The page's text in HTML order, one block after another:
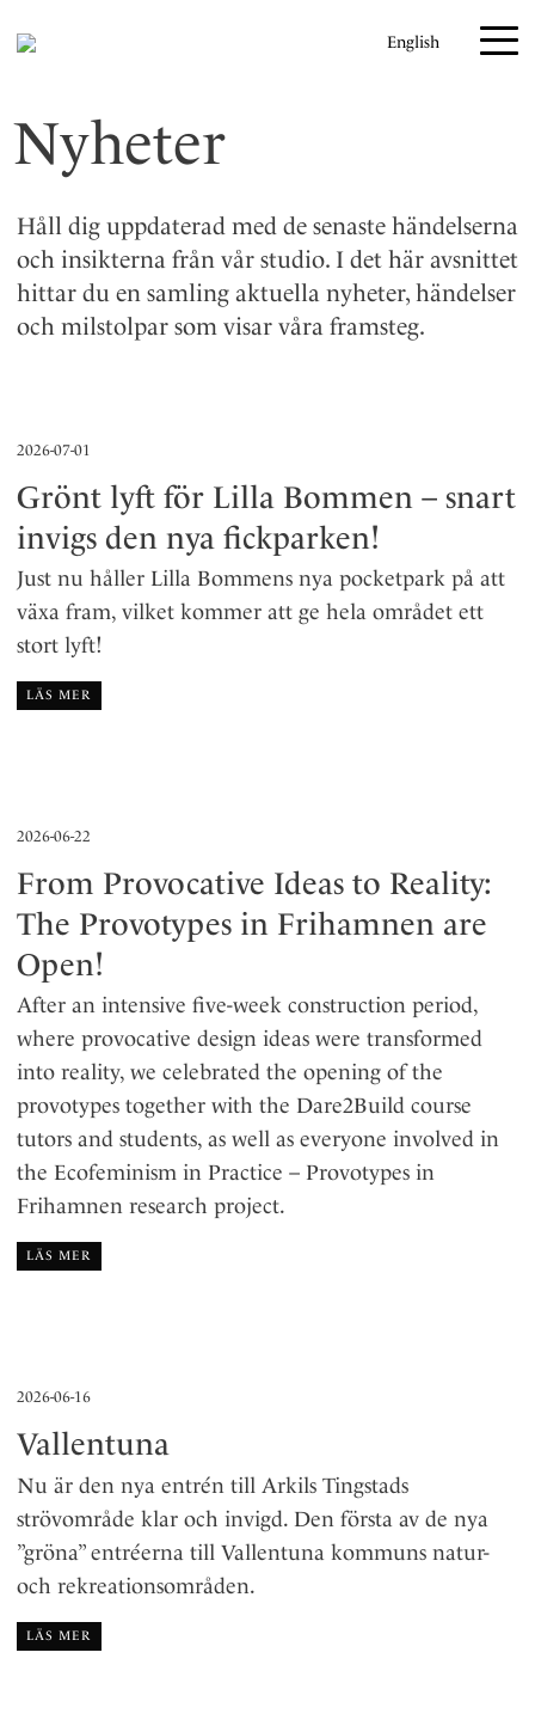
English
Nyheter
Håll dig uppdaterad med de senaste händelserna
och insikterna från vår studio. I det här avsnittet
hittar du en samling aktuella nyheter, händelser
och milstolpar som visar våra framsteg.
2026-07-01
Grönt lyft för Lilla Bommen – snart
invigs den nya fickparken!
Just nu håller Lilla Bommens nya pocketpark på att
växa fram, vilket kommer att ge hela området ett
stort lyft!
LÄS MER
2026-06-22
From Provocative Ideas to Reality:
The Provotypes in Frihamnen are
Open!
After an intensive five-week construction period,
where provocative design ideas were transformed
into reality, we celebrated the opening of the
provotypes together with the Dare2Build course
tutors and students, as well as everyone involved in
the Ecofeminism in Practice – Provotypes in
Frihamnen research project.
LÄS MER
2026-06-16
Vallentuna
Nu är den nya entrén till Arkils Tingstads
strövområde klar och invigd. Den första av de nya
”gröna” entréerna till Vallentuna kommuns natur-
och rekreationsområden.
LÄS MER